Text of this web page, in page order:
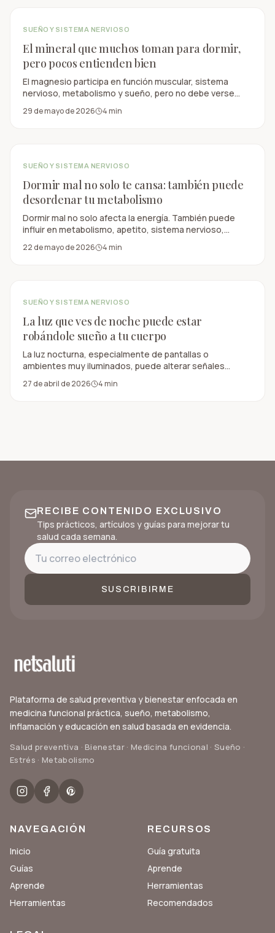
SUEÑO Y SISTEMA NERVIOSO
El mineral que muchos toman para dormir,
pero pocos entienden bien
El magnesio participa en función muscular, sistema
nervioso, metabolismo y sueño, pero no debe verse
como una solución mágica para descansar mejor.
29 de mayo de 2026 4min
SUEÑO Y SISTEMA NERVIOSO
Dormir mal no solo te cansa: también puede
desordenar tu metabolismo
Dormir mal no solo afecta la energía. También puede
influir en metabolismo, apetito, sistema nervioso,
concentración y salud preventiva.
22 de mayo de 2026 4min
SUEÑO Y SISTEMA NERVIOSO
La luz que ves de noche puede estar
robándole sueño a tu cuerpo
La luz nocturna, especialmente de pantallas o
ambientes muy iluminados, puede alterar señales
naturales del sueño y afectar el ritmo circadiano.
27 de abril de 2026 4min
RECIBE CONTENIDO EXCLUSIVO
Tips prácticos, artículos y guías para mejorar tu
salud cada semana.
SUSCRIBIRME
Plataforma de salud preventiva y bienestar enfocada en
medicina funcional práctica, sueño, metabolismo,
inflamación y educación en salud basada en evidencia.
Salud preventiva · Bienestar · Medicina funcional · Sueño ·
Estrés · Metabolismo
NAVEGACIÓN
Inicio
Guías
Aprende
Herramientas
RECURSOS
Guía gratuita
Aprende
Herramientas
Recomendados